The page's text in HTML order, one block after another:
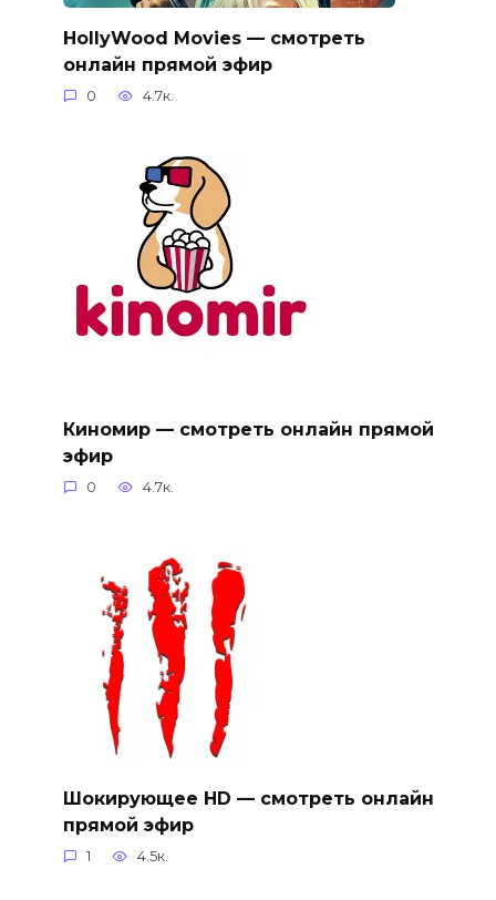
HollyWood Movies — смотреть
онлайн прямой эфир
0 4.7к.
Киномир — смотреть онлайн прямой
эфир
0 4.7к.
Шокирующее HD — смотреть онлайн
прямой эфир
1 4.5к.